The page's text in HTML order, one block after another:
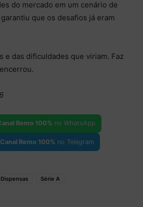
do mercado em um cenário de
que os desafios já eram
e das dificuldades que viriam. Faz
Remo 100% no WhatsApp
Canal Remo 100% no Telegram
Série A